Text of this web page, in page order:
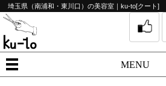
埼玉県（南浦和・東川口）の美容室｜ku-to[クート]
MENU